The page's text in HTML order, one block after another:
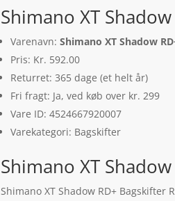
Shimano XT
Varenavn:Shimano XT Shadow
Pris: Kr. 592.00
Returret: 365 dage (et helt år)
Fri fragt: Ja, ved køb over kr. 299
Vare ID: 4524667920007
Varekategori: Bagskifter
Shimano XT
Shimano XT Shadow RD+